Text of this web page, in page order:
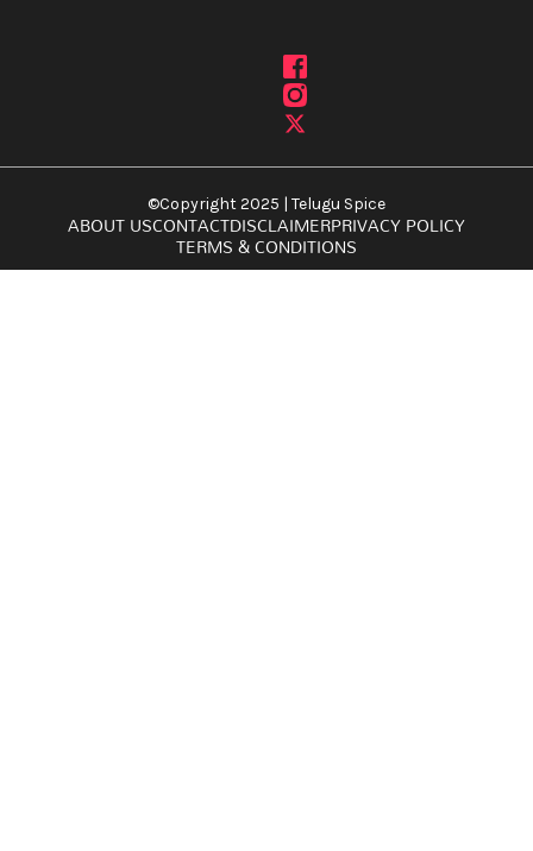
©Copyright 2025 | Telugu Spice
ABOUT USCONTACTDISCLAIMERPRIVACY POLICY
TERMS & CONDITIONS